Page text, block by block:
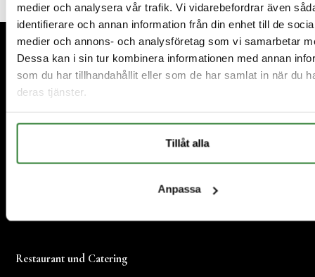
medier och analysera vår trafik. Vi vidarebefordrar även
identifierare och annan information från din enhet till de
medier och annons- och analysföretag som vi samarbetar
Dessa kan i sin tur kombinera informationen med annan
som du har tillhandahållit eller som de har samlat in när du
deras tjänster.
Tillåt alla
Anpassa
Fußzeile
Restaurant und Catering